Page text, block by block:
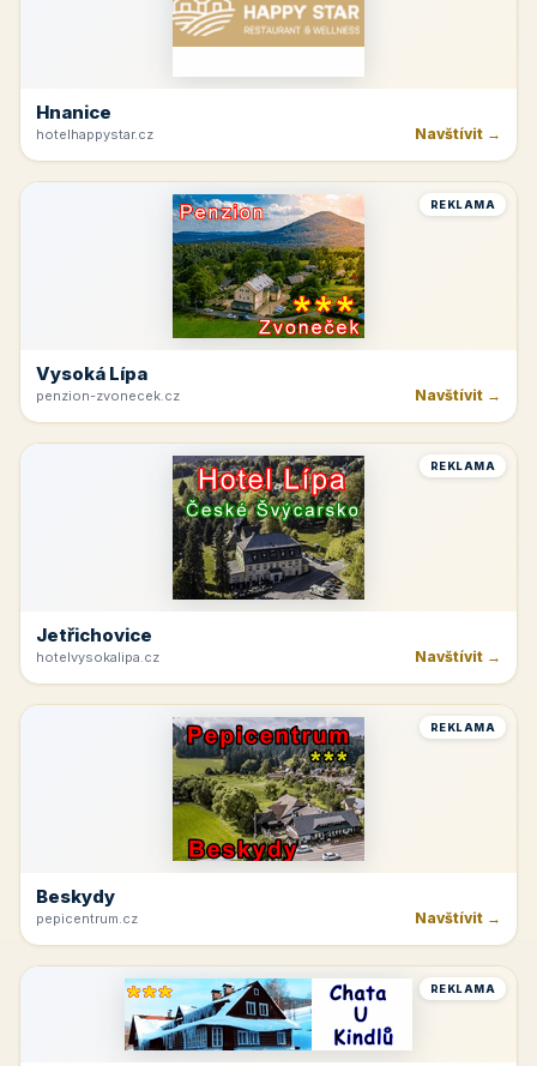
Hnanice
hotelhappystar.cz Navštívit →
REKLAMA
Vysoká Lípa
penzion-zvonecek.cz Navštívit →
REKLAMA
Jetřichovice
hotelvysokalipa.cz Navštívit →
REKLAMA
Beskydy
pepicentrum.cz Navštívit →
REKLAMA